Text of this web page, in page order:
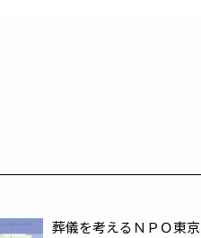
葬儀を考えるＮＰＯ東京